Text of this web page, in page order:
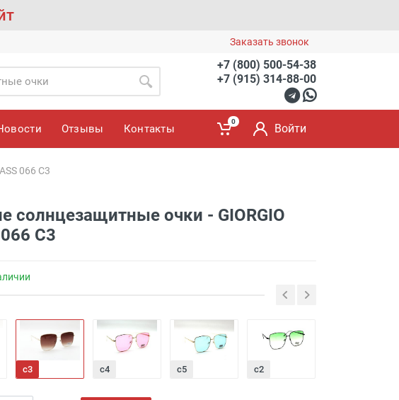
Заказать звонок
+7 (800) 500-54-38
+7 (915) 314-88-00
Отзывы Контакты
0
Войти
066 C3
солнцезащитные очки - GIORGIO
C3
c3 c4 c5 с2